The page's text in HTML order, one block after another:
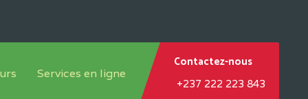
Services en ligne
Contactez-nous
+237 222 223 843